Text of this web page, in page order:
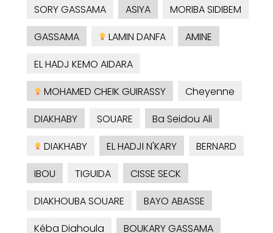
SORY GASSAMA ASIYA
MORIBA SIDIBEM
GASSAMA
LAMIN DANFA
AMINE
EL HADJ KEMO AIDARA
MOHAMED CHEIK GUIRASSY
Cheyenne
DIAKHABY
SOUARE
Ba Seidou Ali
DIAKHABY
EL HADJI N'KARY
BERNARD
IBOU
TIGUIDA
CISSE SECK
DIAKHOUBA SOUARE
BAYO ABASSE
Kéba Diahoula
BOUKARY GASSAMA